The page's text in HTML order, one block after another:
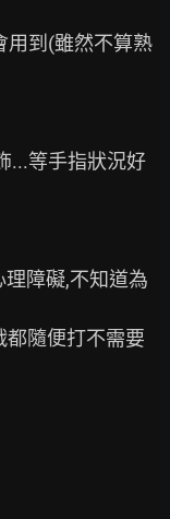
用到(雖然不算熟
...等手指狀況好
障礙,不知道為
隨便打不需要